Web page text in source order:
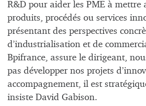
R&D pour aider les PME à mettre
produits, procédés ou services
présentant des perspectives
d’industrialisation et de
Bpifrance, assure le dirigeant,
pas développer nos projets
accompagnement, il est
insiste David Gabison.